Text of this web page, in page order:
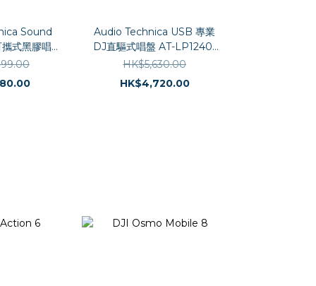
Sound
式黑膠唱盤
Audio Technica USB 專業
DJ直驅式唱盤 AT-LP1240-
USB XP
HK$5,630.00
HK$4,720.00